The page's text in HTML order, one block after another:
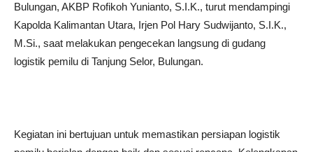
Bulungan, AKBP Rofikoh Yunianto, S.I.K., turut mendampingi
Kapolda Kalimantan Utara, Irjen Pol Hary Sudwijanto, S.I.K.,
M.Si., saat melakukan pengecekan langsung di gudang
logistik pemilu di Tanjung Selor, Bulungan.
Kegiatan ini bertujuan untuk memastikan persiapan logistik